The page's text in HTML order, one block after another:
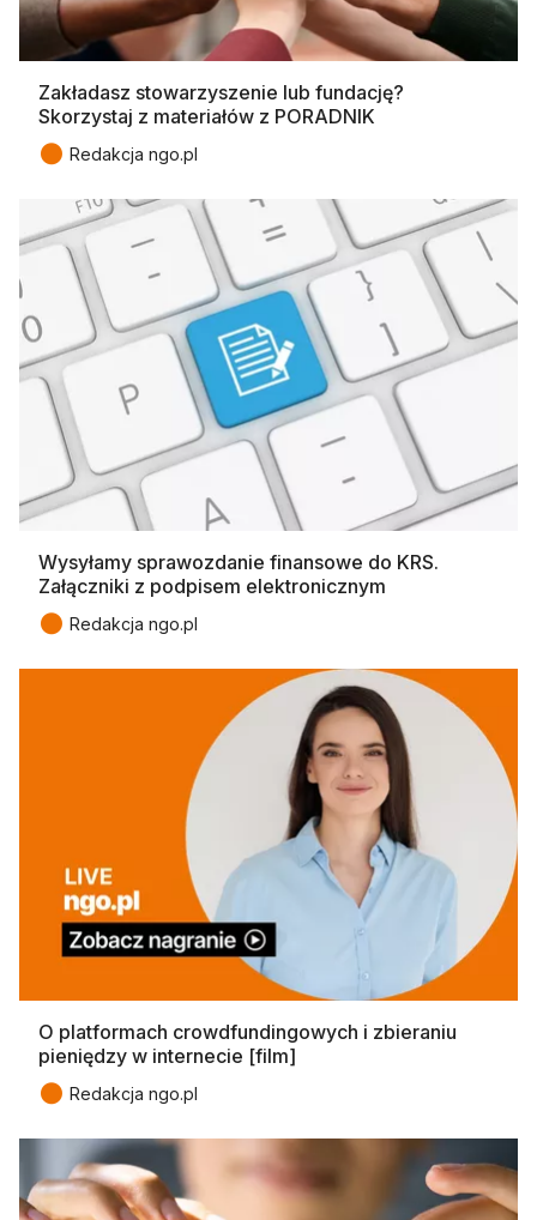
Zakładasz stowarzyszenie lub fundację?
Skorzystaj z materiałów z PORADNIK
● Redakcja ngo.pl
Wysyłamy sprawozdanie finansowe do KRS.
Załączniki z podpisem elektronicznym
● Redakcja ngo.pl
O platformach crowdfundingowych i zbieraniu
pieniędzy w internecie [film]
● Redakcja ngo.pl